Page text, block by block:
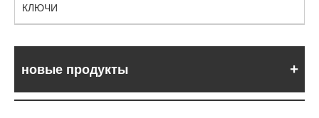
КЛЮЧИ
новые продукты